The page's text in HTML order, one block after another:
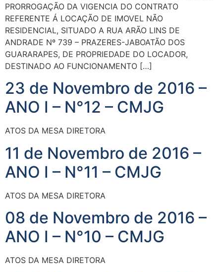
PRORROGAÇÃO DA VIGENCIA DO CONTRATO
REFERENTE Á LOCAÇÃO DE IMOVEL NÃO
RESIDENCIAL, SITUADO A RUA ARÃO LINS DE
ANDRADE Nº 739 – PRAZERES-JABOATÃO DOS
GUARARAPES, DE PROPRIEDADE DO LOCADOR,
DESTINADO AO FUNCIONAMENTO […]
23 de Novembro de 2016 –
ANO I – N°12 – CMJG
ATOS DA MESA DIRETORA
11 de Novembro de 2016 –
ANO I – N°11 – CMJG
ATOS DA MESA DIRETORA
08 de Novembro de 2016 –
ANO I – N°10 – CMJG
ATOS DA MESA DIRETORA